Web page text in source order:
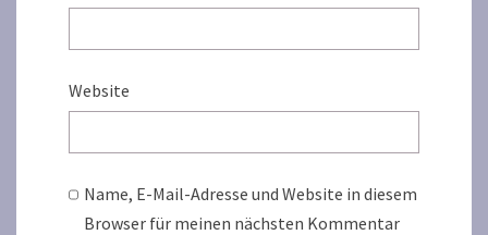
Website
Name, E-Mail-Adresse und Website in diesem
Browser für meinen nächsten Kommentar